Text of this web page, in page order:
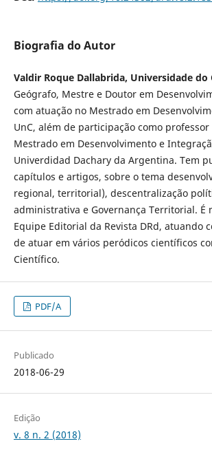
Biografia do Autor
Valdir Roque Dallabrida, Universidade do
Geógrafo, Mestre e Doutor em
com atuação no Mestrado em
UnC, além de participação como
Mestrado em Desenvolvimento e
Univerdidad Dachary da Argentina. Tem
capítulos e artigos, sobre o tema
regional, territorial), descentralização
administrativa e Governança Territorial. É
Equipe Editorial da Revista DRd, atuando
de atuar em vários peródicos científicos
Científico.
PDF/A
Publicado
2018-06-29
Edição
v. 8 n. 2 (2018)